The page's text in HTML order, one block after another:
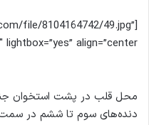
file/8104164742/49.jpg”
align=”center”]
محل قلب در پشت استخوان
دنده‌های سوم تا ششم در